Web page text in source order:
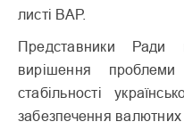
листі ВАР.
Представники
вирішення
стабільності
забезпечення